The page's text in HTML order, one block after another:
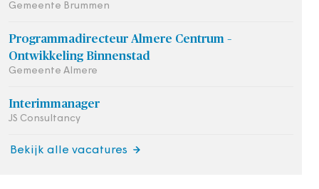
Gemeente Brummen
Programmadirecteur Almere Centrum –
Ontwikkeling Binnenstad
Gemeente Almere
Interimmanager
JS Consultancy
Bekijk alle vacatures